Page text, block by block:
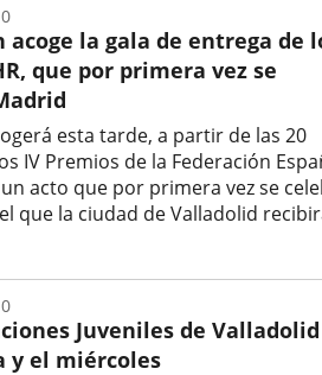
acoge la gala de entrega de
que por primera vez se
esta tarde, a partir de las 20
IV Premios de la Federación
un acto que por primera vez se
que la ciudad de Valladolid
Juveniles de
y el miércoles